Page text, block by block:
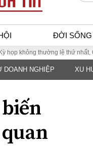
ĐỜI SỐNG
XÃ HỘI
không thường lệ thứ nhất, Quốc
DOANH NGHIỆP XU